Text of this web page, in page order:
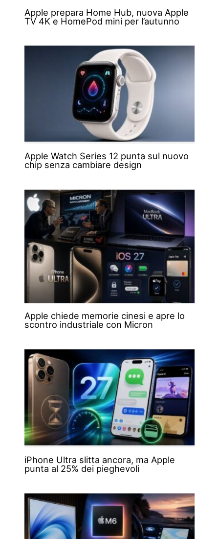
Apple prepara Home Hub, nuova Apple
TV 4K e HomePod mini per l’autunno
Apple Watch Series 12 punta sul nuovo
chip senza cambiare design
Apple chiede memorie cinesi e apre lo
scontro industriale con Micron
iPhone Ultra slitta ancora, ma Apple
punta al 25% dei pieghevoli